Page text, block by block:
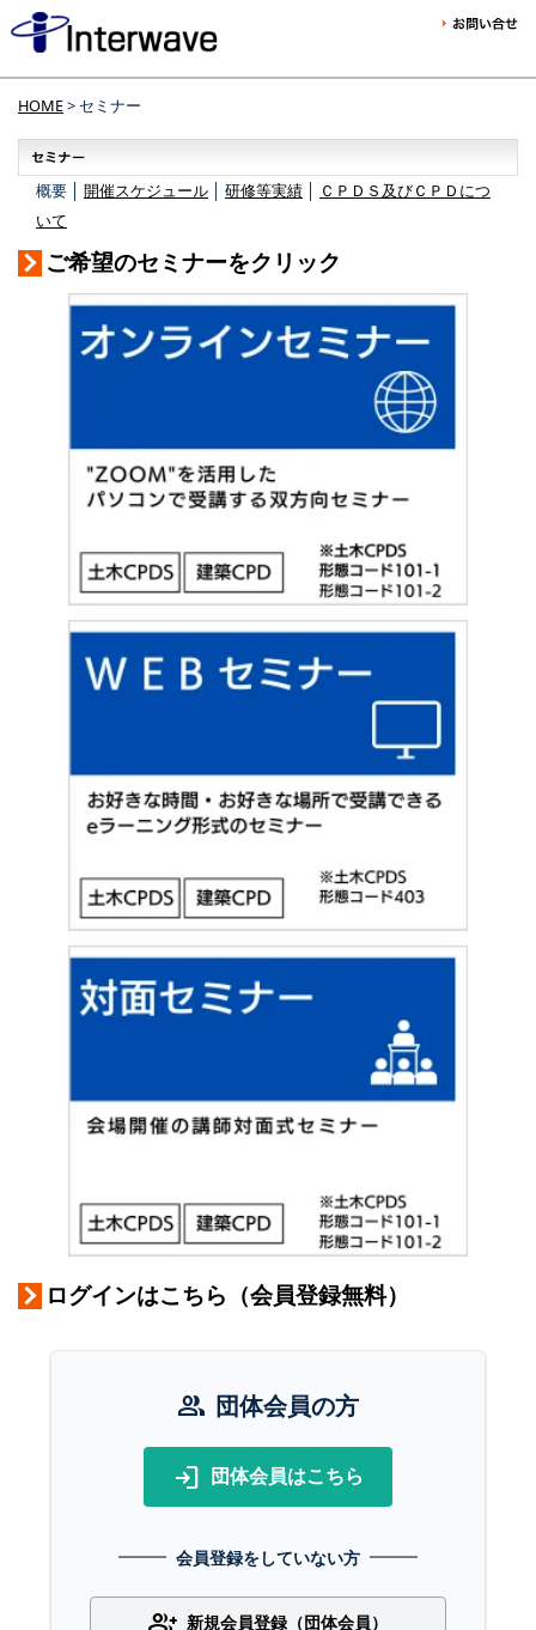
HOME> セミナー
概要 │ 開催スケジュール 研修等実績
ＣＰＤＳ及びＣＰＤにつ
いて
ご希望のセミナーをクリック
ログインはこちら（会員登録無料）
group 団体会員の方
login 団体会員はこちら
会員登録をしていない方
新規会員登録（団体会員）